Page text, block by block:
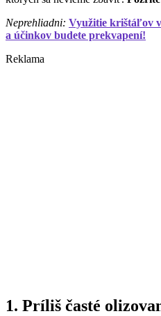
Neprehliadni: Využitie krištáľov
a účinkov budete prekvapení!
Reklama
1. Príliš časté